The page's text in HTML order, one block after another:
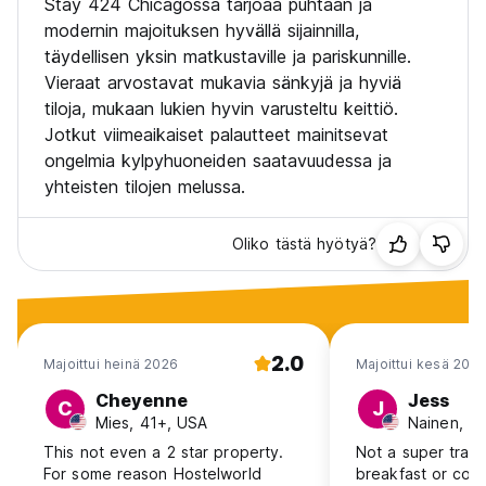
non-refundable.
Check-in: 15:00 to 23:00
Check-out: 06:00 to 11:00
Payment accepted by credit or debit card at the time of
booking.
Breakfast not included.
General:
24-hour reception
No curfew
#2948170
Stay 424 Chicagossa tarjoaa puhtaan ja
modernin majoituksen hyvällä sijainnilla,
täydellisen yksin matkustaville ja pariskunnille.
Vieraat arvostavat mukavia sänkyjä ja hyviä
tiloja, mukaan lukien hyvin varusteltu keittiö.
Jotkut viimeaikaiset palautteet mainitsevat
ongelmia kylpyhuoneiden saatavuudessa ja
yhteisten tilojen melussa.
Oliko tästä hyötyä?
Majoittui heinä 2026 2.0
C Cheyenne
Mies, 41+, USA
This not even a 2 star property.
For some reason Hostelworld
Majoittui kesä 2026
J Jess
Nainen,
Not a super
breakfast or